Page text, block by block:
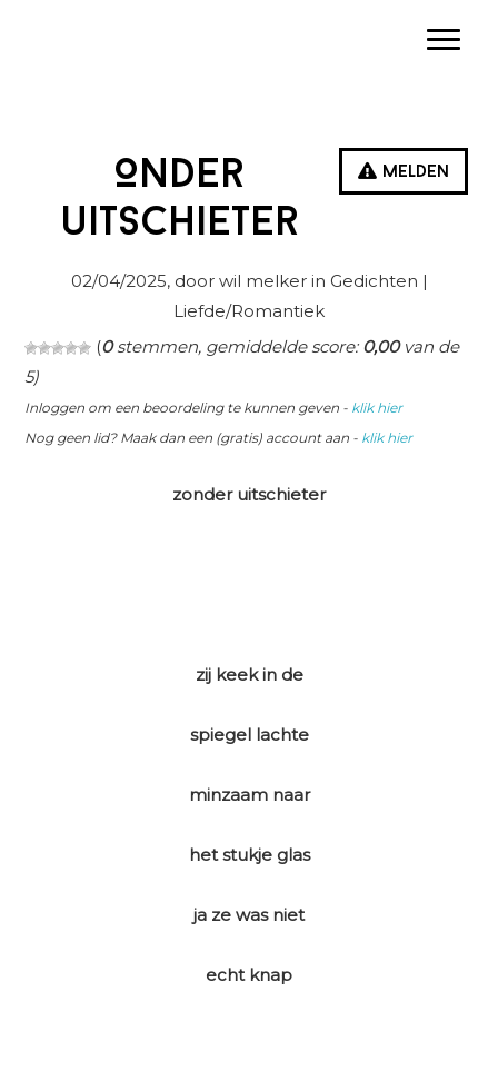
Melden
Onder
uitschieter
02/04/2025, door wil melker in Gedichten |
Liefde/Romantiek
(0stemmen, gemiddelde score:0,00van de
5)
Inloggen om een beoordeling te kunnen geven - klik hier
Nog geen lid? Maak dan een (gratis) account aan - klik hier
zonder uitschieter
zij keek in de
spiegel lachte
minzaam naar
het stukje glas
ja ze was niet
echt knap